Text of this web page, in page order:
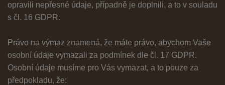
opravili nepřesné údaje, případně je doplnili, a to v souladu
s čl. 16 GDPR.
Právo na výmaz znamená, že máte právo, abychom Vaše
osobní údaje vymazali za podmínek dle čl. 17 GDPR.
Osobní údaje musíme pro Vás vymazat, a to pouze za
předpokladu, že: